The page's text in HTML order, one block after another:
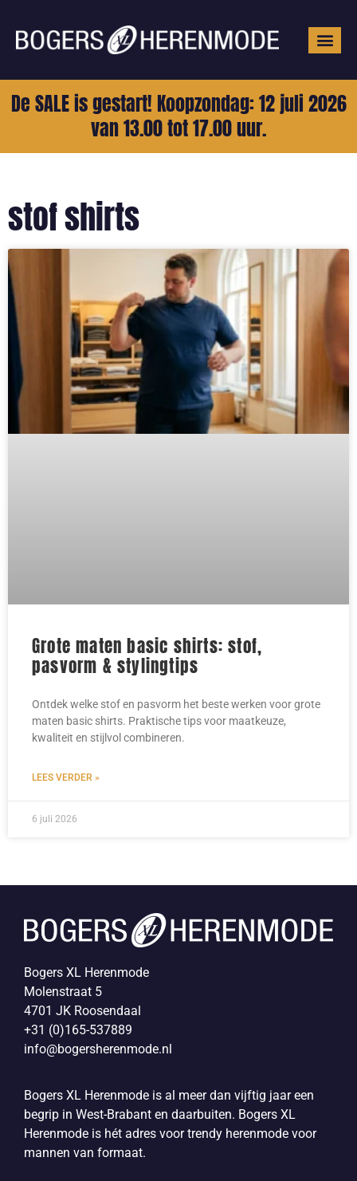
De SALE is gestart! Koopzondag: 12 juli 2026
van 13.00 tot 17.00 uur.
stof shirts
Grote maten basic shirts: stof,
pasvorm & stylingtips
Ontdek welke stof en pasvorm het beste werken voor grote
maten basic shirts. Praktische tips voor maatkeuze,
kwaliteit en stijlvol combineren.
LEES VERDER »
6 juli 2026
Bogers XL Herenmode
Molenstraat 5
4701 JK Roosendaal
+31 (0)165-537889
info@bogersherenmode.nl
Bogers XL Herenmode is al meer dan vijftig jaar een
begrip in West-Brabant en daarbuiten. Bogers XL
Herenmode is hét adres voor trendy herenmode voor
mannen van formaat.